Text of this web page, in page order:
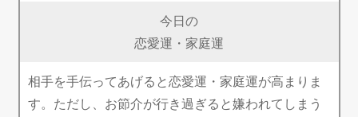
今日の
恋愛運・家庭運
相手を手伝ってあげると恋愛運・家庭運が高まりま
す。ただし、お節介が行き過ぎると嫌われてしまう